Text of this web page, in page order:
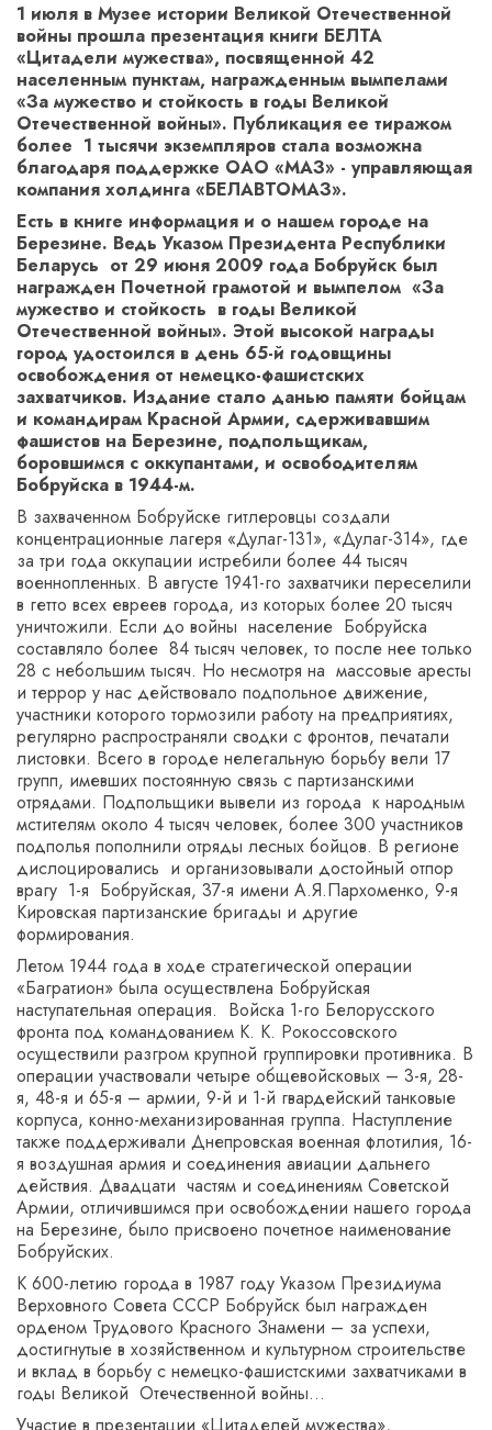
1 июля в Музее истории Великой Отечественной
войны прошла презентация книги БЕЛТА
«Цитадели мужества», посвященной 42
населенным пунктам, награжденным вымпелами
«За мужество и стойкость в годы Великой
Отечественной войны». Публикация ее тиражом
более 1 тысячи экземпляров стала возможна
благодаря поддержке ОАО «МАЗ» - управляющая
компания холдинга «БЕЛАВТОМАЗ».
Есть в книге информация и о нашем городе на
Березине. Ведь Указом Президента Республики
Беларусь от 29 июня 2009 года Бобруйск был
награжден Почетной грамотой и вымпелом «За
мужество и стойкость в годы Великой
Отечественной войны». Этой высокой награды
город удостоился в день 65-й годовщины
освобождения от немецко-фашистских
захватчиков. Издание стало данью памяти бойцам
и командирам Красной Армии, сдерживавшим
фашистов на Березине, подпольщикам,
боровшимся с оккупантами, и освободителям
Бобруйска в 1944-м.
В захваченном Бобруйске гитлеровцы создали
концентрационные лагеря «Дулаг-131», «Дулаг-314», где
за три года оккупации истребили более 44 тысяч
военнопленных. В августе 1941-го захватчики переселили
в гетто всех евреев города, из которых более 20 тысяч
уничтожили. Если до войны население Бобруйска
составляло более 84 тысяч человек, то после нее только
28 с небольшим тысяч. Но несмотря на массовые аресты
и террор у нас действовало подпольное движение,
участники которого тормозили работу на предприятиях,
регулярно распространяли сводки с фронтов, печатали
листовки. Всего в городе нелегальную борьбу вели 17
групп, имевших постоянную связь с партизанскими
отрядами. Подпольщики вывели из города к народным
мстителям около 4 тысяч человек, более 300 участников
подполья пополнили отряды лесных бойцов. В регионе
дислоцировались и организовывали достойный отпор
врагу 1-я Бобруйская, 37-я имени А.Я.Пархоменко, 9-я
Кировская партизанские бригады и другие
формирования.
Летом 1944 года в ходе стратегической операции
«Багратион» была осуществлена Бобруйская
наступательная операция. Войска 1-го Белорусского
фронта под командованием К. К. Рокоссовского
осуществили разгром крупной группировки противника. В
операции участвовали четыре общевойсковых – 3-я, 28-
я, 48-я и 65-я – армии, 9-й и 1-й гвардейский танковые
корпуса, конно-механизированная группа. Наступление
также поддерживали Днепровская военная флотилия, 16-
я воздушная армия и соединения авиации дальнего
действия. Двадцати частям и соединениям Советской
Армии, отличившимся при освобождении нашего города
на Березине, было присвоено почетное наименование
Бобруйских.
К 600-летию города в 1987 году Указом Президиума
Верховного Совета СССР Бобруйск был награжден
орденом Трудового Красного Знамени – за успехи,
достигнутые в хозяйственном и культурном строительстве
и вклад в борьбу с немецко-фашистскими захватчиками в
годы Великой Отечественной войны…